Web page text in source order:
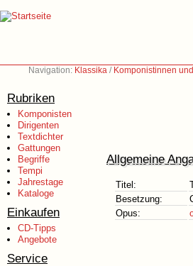
Navigation: Klassika / Komponistinnen
Rubriken
Komponisten
Dirigenten
Textdichter
Gattungen
Begriffe
Tempi
Jahrestage
Kataloge
Einkaufen
CD-Tipps
Angebote
Service
Allgemeine
Titel:
Besetzung:
Opus: